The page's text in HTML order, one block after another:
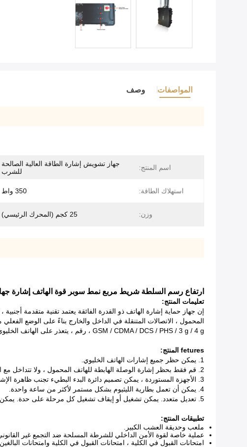
المواصفات وصف
اسم المنتج:
جهاز تشويش إشارة الطاقة العالية الصالحة
للشرب
استهلاك الطاقة: 350 واط
وزن: 25 كجم (المحرك الرئيسي)
ارتفاع رسم السلطة شريط مربع نمط سوبر قوة الهاتف إشارة
تعليمات المنتج:
إن جهاز حماية إشارة الهاتف ذو القدرة الفائقة يعتمد تقنية متقدمة
GSM / CDMA / DCS / PHS / 3 g / 4 g ، رقم ، يتعذر على الهاتف الخليوي اللعب والإجابة واقتطاع الإشارة اللاسلكية ، لكنها لا تتداخل مع المعدات الإلكترونية الأخرى.
fetures المنتج:
1. يمكن حظر جميع إشارات الهاتف الخليوي.
2. قم فقط بحظر إشارة الوصلة الهابطة للهاتف المحمول ، ولا تتداخل مع المحطة الأساسية.
3. الأجهزة المستوردة ، يمكن تصميم دائرة البدء البطيء تجنب ظاهرة الإشعال الناجمة عن التبديل الميكانيكي ، ودرجة التكامل عالية ومستقرة.
4. يمكن أن تعمل بطارية الليثيوم بشكل مستمر لأكثر من ساعة واحدة.
5. تعديل متعدد. يمكن تشغيل أو إيقاف تشغيل كل مرحلة على حدة. يمكن اختيار مجموعة متنوعة من الهوائيات ، وفقًا لنطاق التدريع المرن للتخطيط البيئي الخاص بالمستخدم.
تطبيقات المنتج:
ملعب وحديقة العشب الكبير.
عملية خاصة لقوة الأمن الداخلي للشرطة المسلحة ضد التجمع غير
امتحانات القبول في الكلية ، امتحانات القبول في الكلية وامتحانات